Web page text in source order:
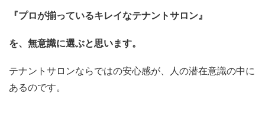
『プロが揃っているキレイなテナントサロン』
を、無意識に選ぶと思います。
テナントサロンならではの安心感が、人の潜在意識の中に
あるのです。